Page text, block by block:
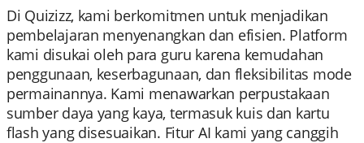
Di Quizizz, kami berkomitmen untuk menjadikan
pembelajaran menyenangkan dan efisien. Platform
kami disukai oleh para guru karena kemudahan
penggunaan, keserbagunaan, dan fleksibilitas mode
permainannya. Kami menawarkan perpustakaan
sumber daya yang kaya, termasuk kuis dan kartu
flash yang disesuaikan. Fitur AI kami yang canggih